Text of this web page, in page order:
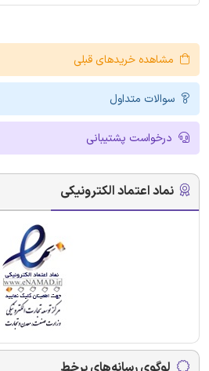
مشاهده خریدهای قبلی
سوالات متداول
درخواست پشتیبانی
نماد اعتماد الکترونیکی